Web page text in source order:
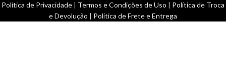
Política de Privacidade Termos e Condições de Uso
Política de Troca
e Devolução
Política de Frete e Entrega